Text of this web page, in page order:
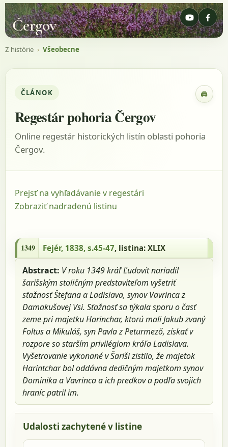
Čergov
Z histórie › Všeobecne
ČLÁNOK 🖨
Regestár pohoria Čergov
Online regestár historických listín oblasti pohoria
Čergov.
Prejsť na vyhľadávanie v regestári
Zobraziť nadradenú listinu
1349 Fejér, 1838, s.45-47, listina: XLIX
Abstract: V roku 1349 kráľ Ľudovít nariadil
šarišským stoličným predstaviteľom vyšetriť
sťažnosť Štefana a Ladislava, synov Vavrinca z
Damakušovej Vsi. Sťažnosť sa týkala sporu o časť
zeme pri majetku Harinchar, ktorú mali Jakub zvaný
Foltus a Mikuláš, syn Pavla z Peturmező, získať v
rozpore so starším privilégiom kráľa Ladislava.
Vyšetrovanie vykonané v Šariši zistilo, že majetok
Harintchar bol oddávna dedičným majetkom synov
Dominika a Vavrinca a ich predkov a podľa svojich
hraníc patril im.
Udalosti zachytené v listine